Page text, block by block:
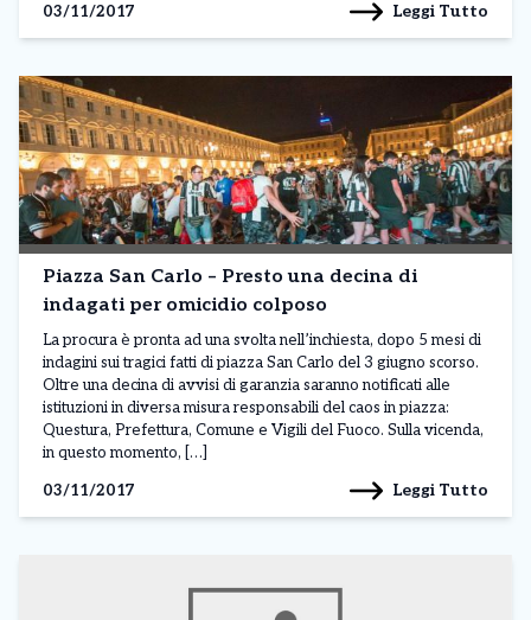
03/11/2017
Leggi Tutto
Piazza San Carlo – Presto una decina di
indagati per omicidio colposo
La procura è pronta ad una svolta nell’inchiesta, dopo 5 mesi di
indagini sui tragici fatti di piazza San Carlo del 3 giugno scorso.
Oltre una decina di avvisi di garanzia saranno notificati alle
istituzioni in diversa misura responsabili del caos in piazza:
Questura, Prefettura, Comune e Vigili del Fuoco. Sulla vicenda,
in questo momento, […]
03/11/2017
Leggi Tutto